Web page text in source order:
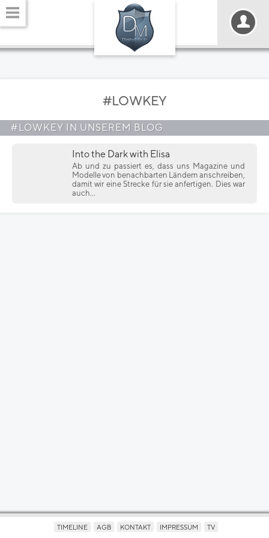
#LOWKEY
#LOWKEY IN UNSEREM BLOG
Into the Dark with Elisa
Ab und zu passiert es, dass uns Magazine und
Modelle von benachbarten Ländern anschreiben,
damit wir eine Strecke für sie anfertigen. Dies war
auch...
TIMELINE AGB KONTAKT IMPRESSUM TV